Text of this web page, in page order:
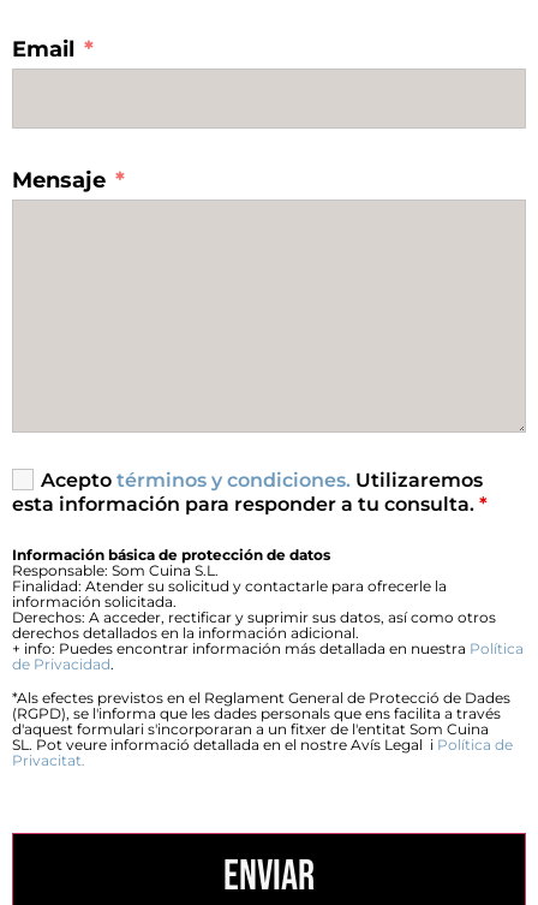
Email
Mensaje
Acepto términos y condiciones. Utilizaremos
esta información para responder a tu consulta. *
Información básica de protección de datos
Responsable: Som Cuina S.L.
Finalidad: Atender su solicitud y contactarle para ofrecerle la
información solicitada.
Derechos: A acceder, rectificar y suprimir sus datos, así como otros
derechos detallados en la información adicional.
+ info: Puedes encontrar información más detallada en nuestra Política
de Privacidad.
*Als efectes previstos en el Reglament General de Protecció de Dades
(RGPD), se l'informa que les dades personals que ens facilita a través
d'aquest formulari s'incorporaran a un fitxer de l'entitat Som Cuina
SL. Pot veure informació detallada en el nostre Avís Legal i Política de
Privacitat.
ENVIAR